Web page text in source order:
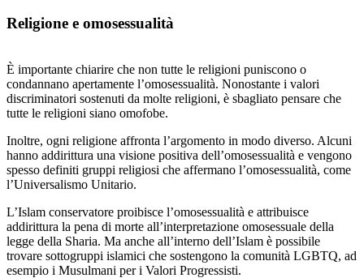
Religione e omosessualità
È importante chiarire che non tutte le religioni puniscono o
condannano apertamente l’omosessualità. Nonostante i valori
discriminatori sostenuti da molte religioni, è sbagliato pensare che
tutte le religioni siano omofobe.
Inoltre, ogni religione affronta l’argomento in modo diverso. Alcuni
hanno addirittura una visione positiva dell’omosessualità e vengono
spesso definiti gruppi religiosi che affermano l’omosessualità, come
l’Universalismo Unitario.
L’Islam conservatore proibisce l’omosessualità e attribuisce
addirittura la pena di morte all’interpretazione omosessuale della
legge della Sharia. Ma anche all’interno dell’Islam è possibile
trovare sottogruppi islamici che sostengono la comunità LGBTQ, ad
esempio i Musulmani per i Valori Progressisti.